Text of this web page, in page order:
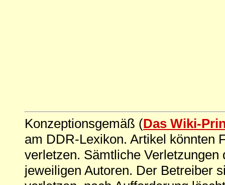
Konzeptionsgemäß (Das Wiki-
am DDR-Lexikon. Artikel könnten
verletzen. Sämtliche
jeweiligen Autoren. Der Betreiber